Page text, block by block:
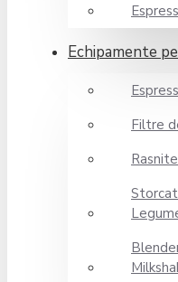
Echipamente
Filtre